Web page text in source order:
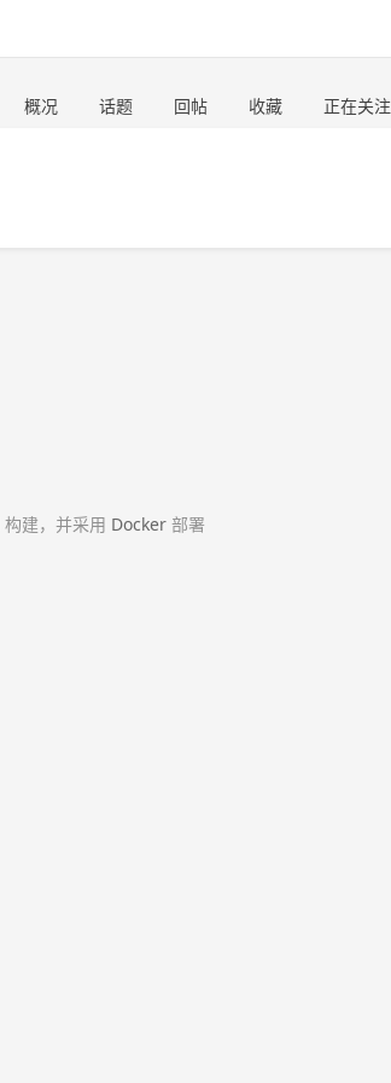
概况 话题 回帖 收藏 正在关注
构建，并采用 Docker 部署